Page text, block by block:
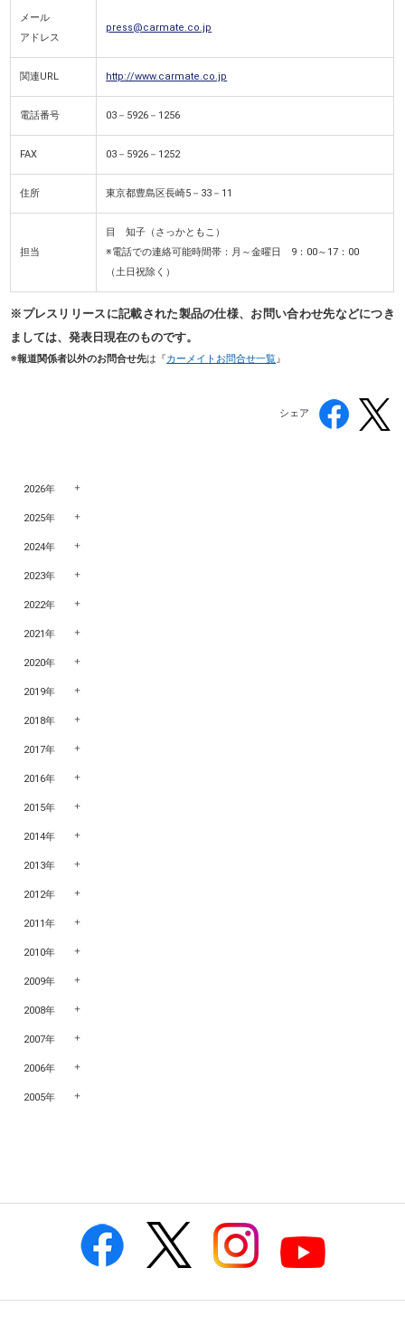
メール
アドレス
press@carmate.co.jp
関連URL http://www.carmate.co.jp
電話番号 03－5926－1256
FAX 03－5926－1252
住所 東京都豊島区長崎5－33－11
担当
目 知子（さっかともこ）
※電話での連絡可能時間帯：月～金曜日 9：00～17：00
（土日祝除く）
※プレスリリースに記載された製品の仕様、お問い合わせ先などにつき
ましては、発表日現在のものです。
※報道関係者以外のお問合せ先は『カーメイトお問合せ一覧』
シェア
2026年
2025年
2024年
2023年
2022年
2021年
2020年
2019年
2018年
2017年
2016年
2015年
2014年
2013年
2012年
2011年
2010年
2009年
2008年
2007年
2006年
2005年